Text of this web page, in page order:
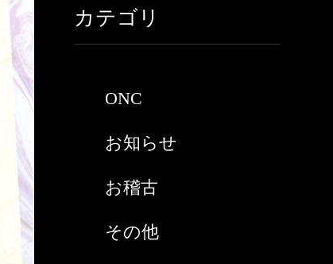
2021年5月
2021年2月
2021年1月
2020年9月
2020年8月
カテゴリ
ONC
お知らせ
お稽古
その他